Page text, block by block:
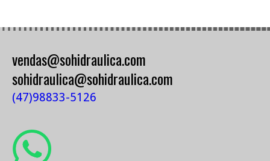
vendas@sohidraulica.com
sohidraulica@sohidraulica.com
(47)98833-5126